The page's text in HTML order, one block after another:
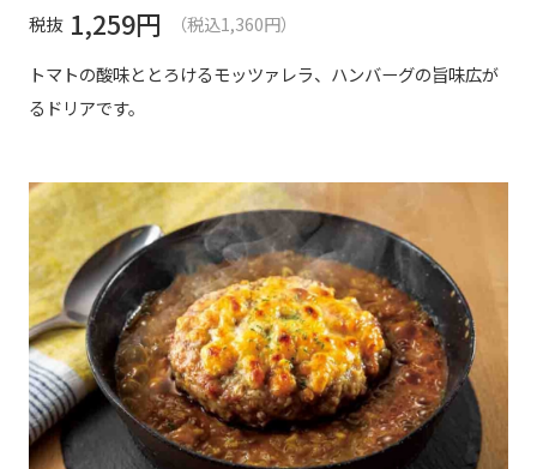
税抜 1,259円
（税込1,360円）
トマトの酸味ととろけるモッツァレラ、ハンバーグの旨味広が
るドリアです。